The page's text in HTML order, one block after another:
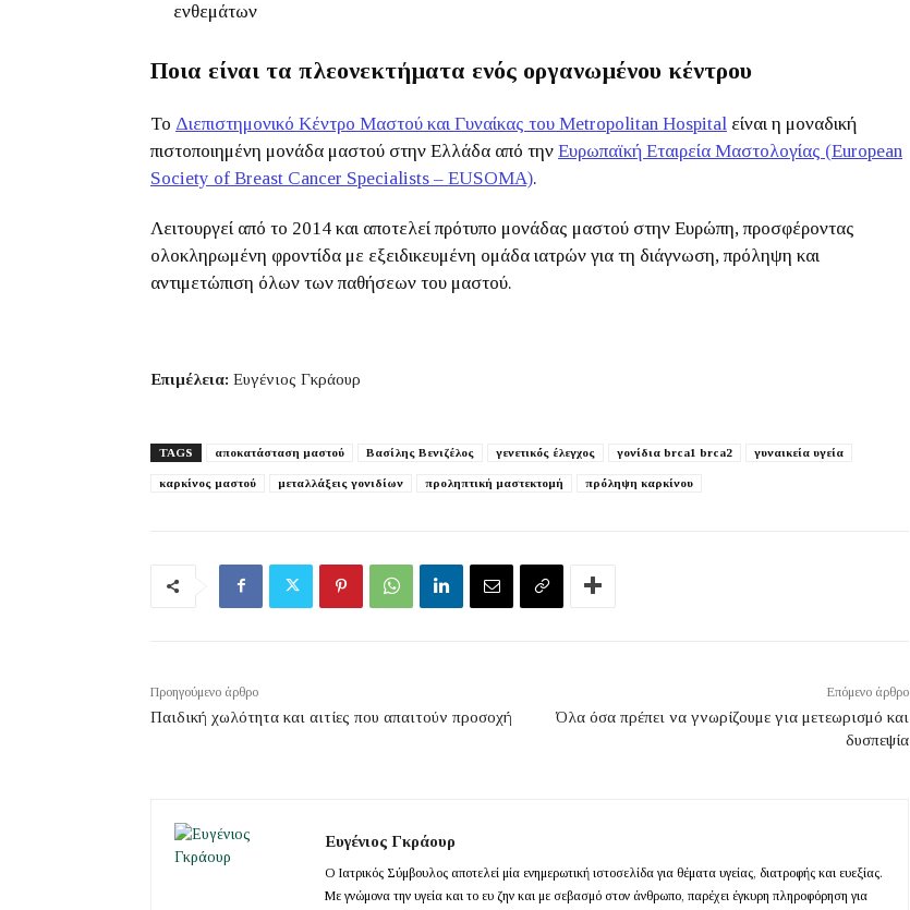
ενθεμάτων
Ποια είναι τα πλεονεκτήματα ενός οργανωμένου κέντρου
Το Διεπιστημονικό Κέντρο Μαστού και Γυναίκας του Metropolitan Hospital είναι η μοναδική
πιστοποιημένη μονάδα μαστού στην Ελλάδα από την Ευρωπαϊκή Εταιρεία Μαστολογίας (European
Society of Breast Cancer Specialists – EUSOMA).
Λειτουργεί από το 2014 και αποτελεί πρότυπο μονάδας μαστού στην Ευρώπη, προσφέροντας
ολοκληρωμένη φροντίδα με εξειδικευμένη ομάδα ιατρών για τη διάγνωση, πρόληψη και
αντιμετώπιση όλων των παθήσεων του μαστού.
Επιμέλεια: Ευγένιος Γκράουρ
TAGS αποκατάσταση μαστού Βασίλης Βενιζέλος γενετικός έλεγχος γονίδια brca1 brca2 γυναικεία υγεία
καρκίνος μαστού μεταλλάξεις γονιδίων προληπτική μαστεκτομή πρόληψη καρκίνου
Προηγούμενο άρθρο
Παιδική χωλότητα και αιτίες που απαιτούν προσοχή
Επόμενο άρθρο
Όλα όσα πρέπει να γνωρίζουμε για μετεωρισμό και
δυσπεψία
Ευγένιος Γκράουρ
Ο Ιατρικός Σύμβουλος αποτελεί μία ενημερωτική ιστοσελίδα για θέματα υγείας, διατροφής και ευεξίας.
Με γνώμονα την υγεία και το ευ ζην και με σεβασμό στον άνθρωπο, παρέχει έγκυρη πληροφόρηση για